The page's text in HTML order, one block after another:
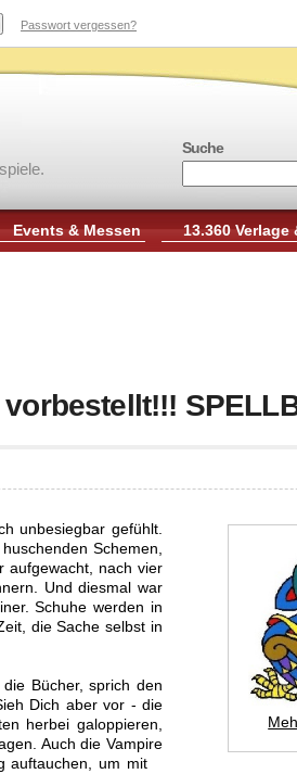
Passwort vergessen?
Suche
Events & Messen 13.360 Verlage
vorbestellt!!!
unbesiegbar gefühlt.
Schemen,
aufgewacht, nach vier
Und diesmal war
Schuhe werden in
die Sache selbst in
Bücher, sprich den
Dich aber vor - die
herbei galoppieren,
Auch die Vampire
auftauchen, um mit